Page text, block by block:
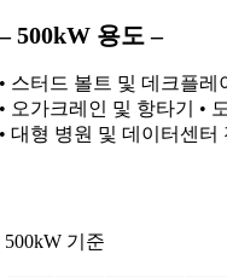
– 500kW 용도 –
• 스터드 볼트 및 데크플레
• 오가크레인 및 항타기 •
• 대형 병원 및 데이터센터
500kW 기준